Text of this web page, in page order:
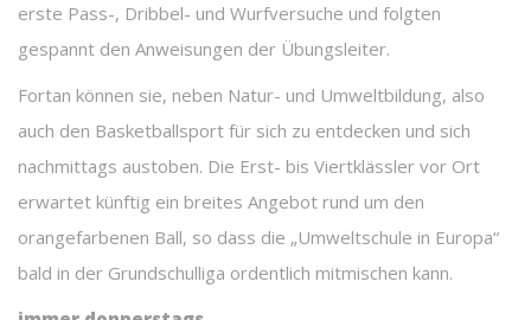
erste Pass-, Dribbel- und Wurfversuche und folgten
gespannt den Anweisungen der Übungsleiter.
Fortan können sie, neben Natur- und Umweltbildung, also
auch den Basketballsport für sich zu entdecken und sich
nachmittags austoben. Die Erst- bis Viertklässler vor Ort
erwartet künftig ein breites Angebot rund um den
orangefarbenen Ball, so dass die „Umweltschule in Europa“
bald in der Grundschulliga ordentlich mitmischen kann.